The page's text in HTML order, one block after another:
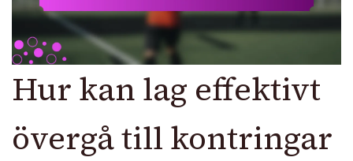
Hur kan lag effektivt
övergå till kontringar